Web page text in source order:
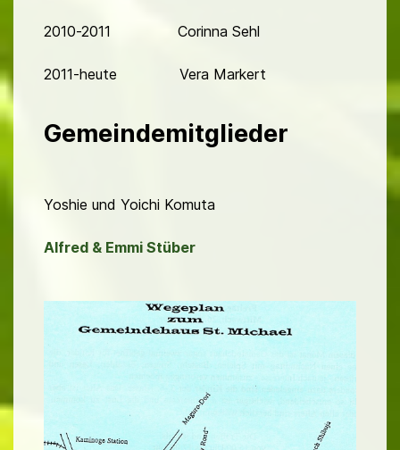
2010-2011 Corinna Sehl
2011-heute Vera Markert
Gemeindemitglieder
Yoshie und Yoichi Komuta
Alfred & Emmi Stüber